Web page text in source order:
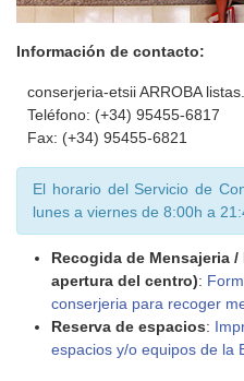
Información de contacto:
conserjeria-etsii ARROBA
Teléfono: (+34) 95455-6817
Fax: (+34) 95455-6821
El horario del Servicio de
lunes a viernes de 8:00h a
Recogida de Mensajeria
apertura del centro):
conserjeria para recoger
Reserva de espacios:
espacios y/o equipos de la